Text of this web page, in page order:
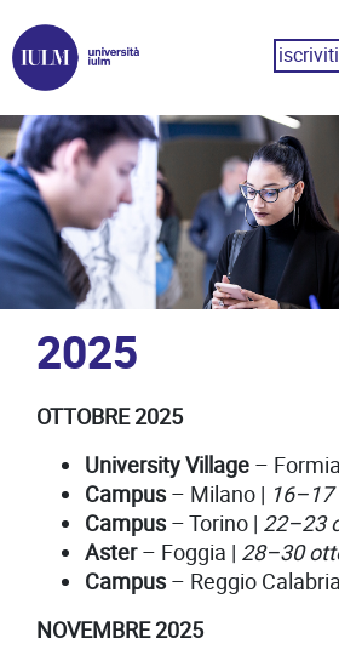
iscriviti
2025
OTTOBRE 2025
University Village –
Campus – Milano |
Campus – Torino | 22–23
Aster– Foggia | 28–30
Campus – Reggio
NOVEMBRE 2025